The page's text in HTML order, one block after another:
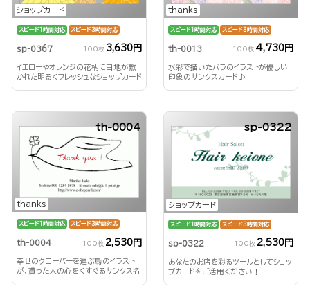
ショップカード
スピード1時間対応 スピード3時間対応
sp-0367 100枚 3,630円
イエローやオレンジの花柄に白地が敷
かれた明るくフレッシュなショップカード
thanks
スピード1時間対応 スピード3時間対応
th-0013 100枚 4,730円
水彩で描いたバラのイラストが優しい
印象のサンクスカード♪
thanks
th-0004
スピード1時間対応 スピード3時間対応
th-0004 100枚 2,530円
幸せのクローバーを運ぶ鳥のイラスト
が、貰った人の心をくすぐるサンクス名
ショップカード
sp-0322
スピード1時間対応 スピード3時間対応
sp-0322 100枚 2,530円
あなたのお店を彩るツールとしてショッ
プカードをご活用ください！